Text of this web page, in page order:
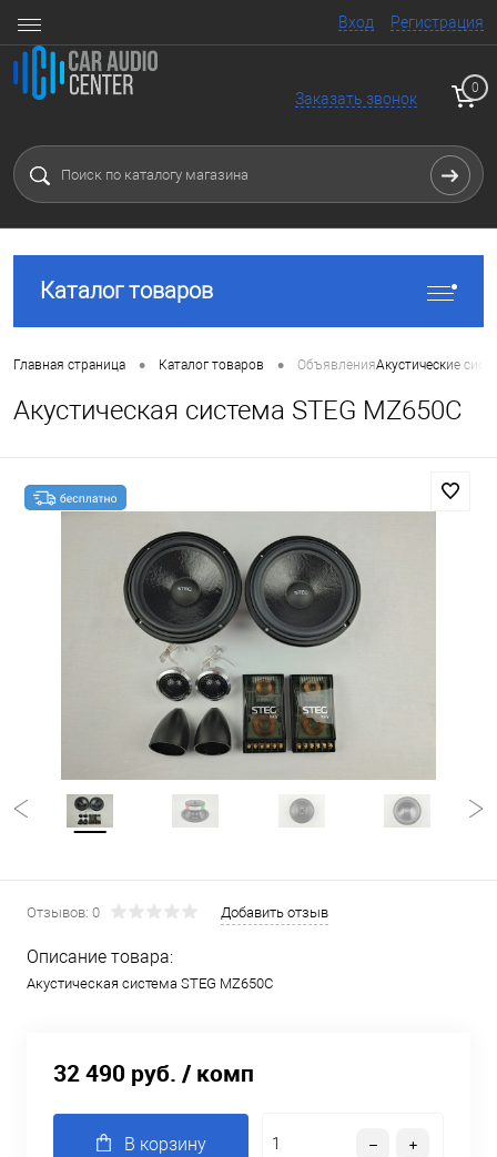
Вход Регистрация
Заказать звонок
0
Каталог товаров
Главная страница • Каталог товаров • ОбъявленияАкустические
Акустическая система STEG MZ650C
Отзывов: 0 Добавить отзыв
Описание товара:
Акустическая система STEG MZ650C
32 490 руб. / комп
В корзину